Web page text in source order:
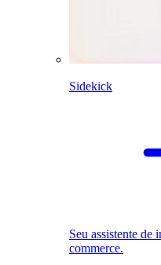
Sidekick
Seu assistente
commerce.